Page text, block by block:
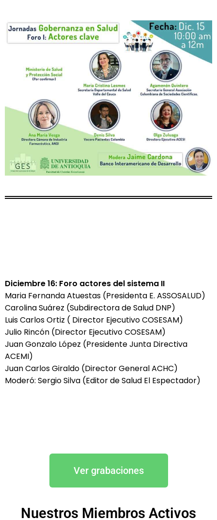
Diciembre 16: Foro actores del sistema II
Maria Fernanda Atuestas (Presidenta E. ASSOSALUD)
Carolina Suárez (Subdirectora de Salud DNP)
Luis Carlos Ortiz ( Director Ejecutivo COSESAM)
Julio Rincón (Director Ejecutivo COSESAM)
Juan Gonzalo López (Presidente Junta Directiva
ACEMI)
Juan Carlos Giraldo (Director General ACHC)
Moderó: Sergio Silva (Editor de Salud El Espectador)
Ver grabaciones
Nuestros Miembros Activos